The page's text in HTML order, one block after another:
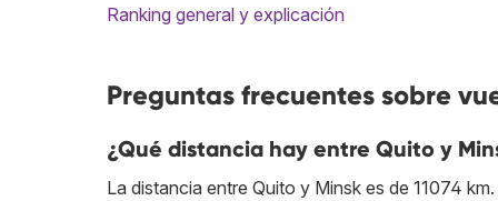
Ranking general y explicación
Preguntas frecuentes sobre
¿Qué distancia hay entre Quito y
La distancia entre Quito y Minsk es de 11074 km.